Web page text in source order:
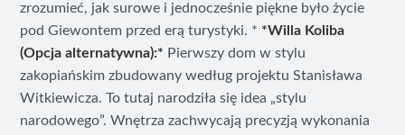
zrozumieć, jak surowe i jednocześnie piękne było życie
pod Giewontem przed erą turystyki. * *Willa Koliba
(Opcja alternatywna):* Pierwszy dom w stylu
zakopiańskim zbudowany według projektu Stanisława
Witkiewicza. To tutaj narodziła się idea „stylu
narodowego”. Wnętrza zachwycają precyzją wykonania